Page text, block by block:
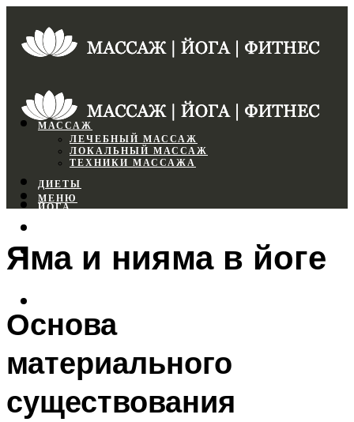
МАССАЖ
ЛЕЧЕБНЫЙ МАССАЖ
ЛОКАЛЬНЫЙ МАССАЖ
ТЕХНИКИ МАССАЖА
ДИЕТЫ
ЙОГА
ФИТНЕС
МЕНЮ
Яма и нияма в йоге
Основа
материального
существования